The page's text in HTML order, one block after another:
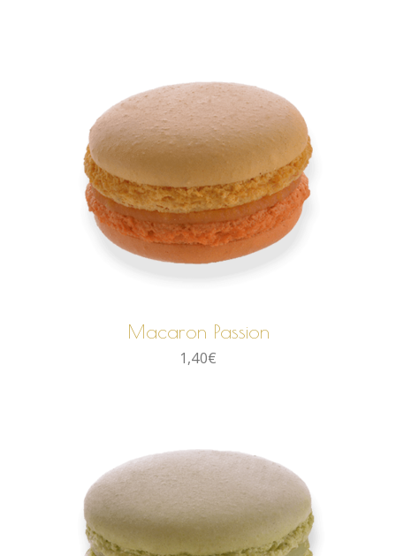
Macaron Passion
1,40€